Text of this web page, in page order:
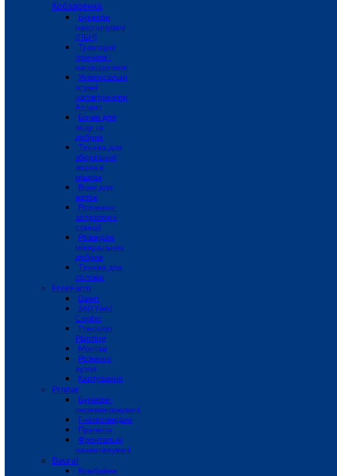
Кобзаренка
Бункери
накопичувачі
(ПБН)
Тракторні
причепи i
напiвпричепи
Універсальні
зсувні
напівпричепи
Атлант
Бочки для
води та
добрив
Техніка для
зберігання
зерна в
мішках
Візки для
жаток
Розчинно-
заправочні
станції
Розкидачі
мінеральних
добрив
Техніка для
соломи
FreeFarm
Dawn
360 Yield
Center
Precision
Planting
Montag
Розчинні
вузли
Картування
Pronar
Бункери-
перевантажувачі
Гноєрозкидачі
Причепи
Фронтальні
навантажувачі
Baural
Комбайни